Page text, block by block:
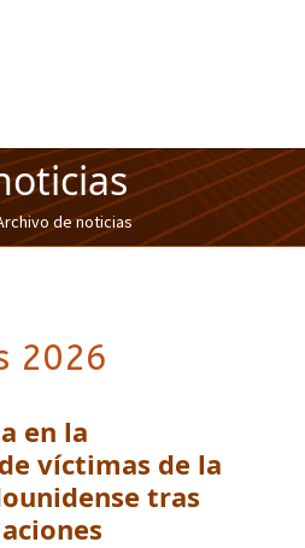
de noticias
2026
en la
víctimas de la
tras